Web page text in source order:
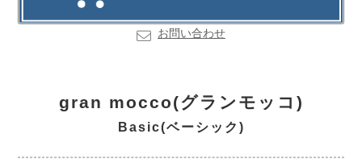
お問い合わせ
gran mocco(グランモッコ)
Basic(ベーシック)